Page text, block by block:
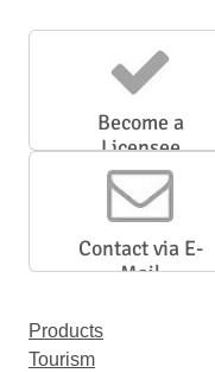
Become a
Licensee
Contact via E-
Mail
Products
Tourism